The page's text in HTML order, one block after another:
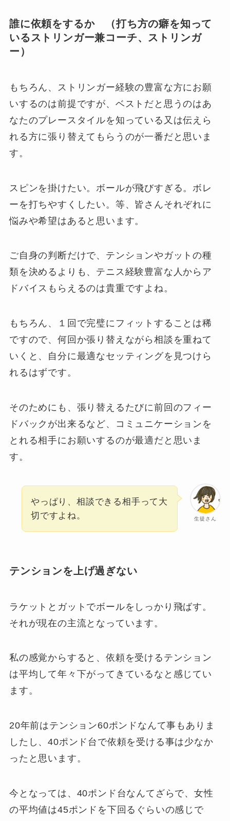
誰に依頼をするか （打ち方の癖を知って
いるストリンガー兼コーチ、ストリンガ
ー）
もちろん、ストリンガー経験の豊富な方にお願
いするのは前提ですが、ベストだと思うのはあ
なたのプレースタイルを知っている又は伝えら
れる方に張り替えてもらうのが一番だと思いま
す。
スピンを掛けたい。ボールが飛びすぎる。ボレ
ーを打ちやすくしたい。等、皆さんそれぞれに
悩みや希望はあると思います。
ご自身の判断だけで、テンションやガットの種
類を決めるよりも、テニス経験豊富な人からア
ドバイスもらえるのは貴重ですよね。
もちろん、１回で完璧にフィットすることは稀
ですので、何回か張り替えながら相談を重ねて
いくと、自分に最適なセッティングを見つけら
れるはずです。
そのためにも、張り替えるたびに前回のフィー
ドバックが出来るなど、コミュニケーションを
とれる相手にお願いするのが最適だと思いま
す。
生徒さん
やっぱり、相談できる相手って大
切ですよね。
テンションを上げ過ぎない
ラケットとガットでボールをしっかり飛ばす。
それが現在の主流となっています。
私の感覚からすると、依頼を受けるテンション
は平均して年々下がってきているなと感じてい
ます。
20年前はテンション60ポンドなんて事もありま
したし、40ポンド台で依頼を受ける事は少なか
ったと思います。
今となっては、40ポンド台なんてざらで、女性
の平均値は45ポンドを下回るぐらいの感じで